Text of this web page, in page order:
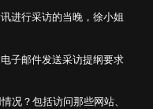
行采访的当晚，徐小姐
子邮件发送采访提纲要求
？包括访问那些网站、